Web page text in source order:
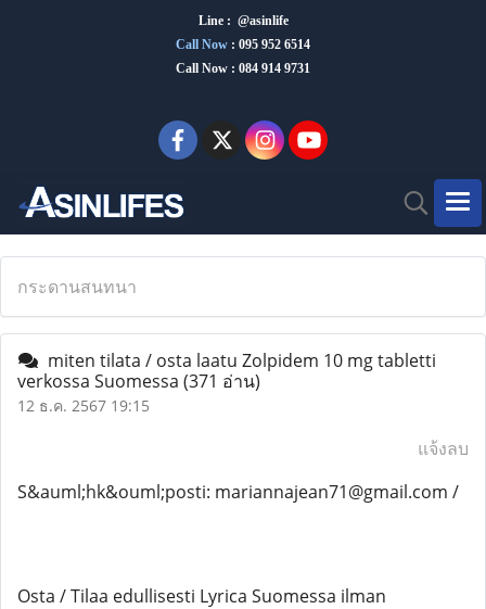
Line : @asinlife
Call Now : 095 952 6514
Call Now : 084 914 9731
กระดานสนทนา
miten tilata / osta laatu Zolpidem 10 mg tabletti
verkossa Suomessa (371 อ่าน)
12 ธ.ค. 2567 19:15
แจ้งลบ
S&auml;hk&ouml;posti: mariannajean71@gmail.com /
Osta / Tilaa edullisesti Lyrica Suomessa ilman